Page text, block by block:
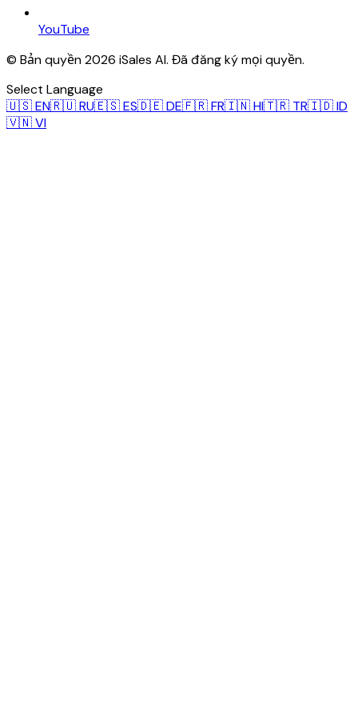
YouTube
© Bản quyền 2026 iSales AI. Đã đăng ký mọi quyền.
Select Language
🇺🇸EN🇷🇺RU🇪🇸ES🇩🇪DE🇫🇷FR🇮🇳HI🇹🇷 TR🇮🇩ID
🇻🇳VI